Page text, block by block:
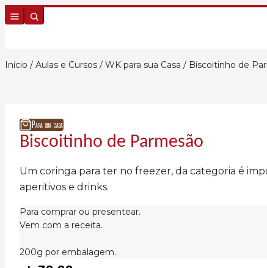
Skip to content
Início / Aulas e Cursos / WK para sua Casa / Biscoitinho de
Para sua casa
Biscoitinho de Parmesão
Um coringa para ter no freezer, da categoria é
aperitivos e drinks.
Para comprar ou presentear.
Vem com a receita.
200g por embalagem.